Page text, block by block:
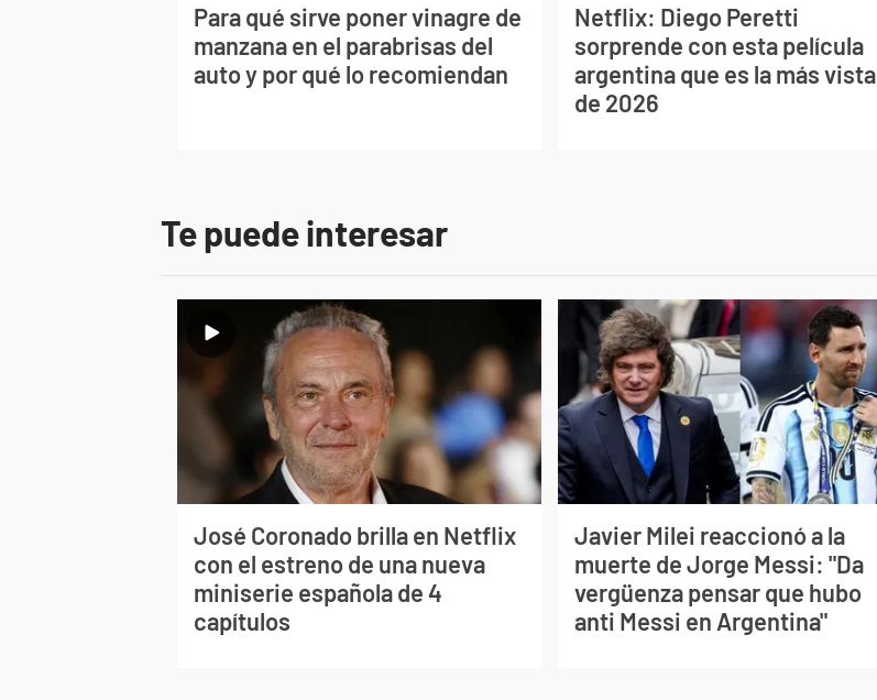
Para qué sirve poner vinagre de
manzana en el parabrisas del
auto y por qué lo recomiendan
Netflix: Diego Peretti
sorprende con esta película
argentina que es la más vista
de 2026
Te puede interesar
José Coronado brilla en Netflix
con el estreno de una nueva
miniserie española de 4
capítulos
Javier Milei reaccionó a la
muerte de Jorge Messi: "Da
vergüenza pensar que hubo
anti Messi en Argentina"